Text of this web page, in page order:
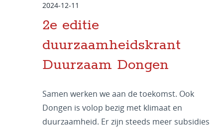
2024-12-11
2e editie
duurzaamheidskrant
Duurzaam Dongen
Samen werken we aan de toekomst. Ook
Dongen is volop bezig met klimaat en
duurzaamheid. Er zijn steeds meer subsidies